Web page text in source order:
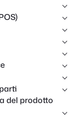
del prodotto